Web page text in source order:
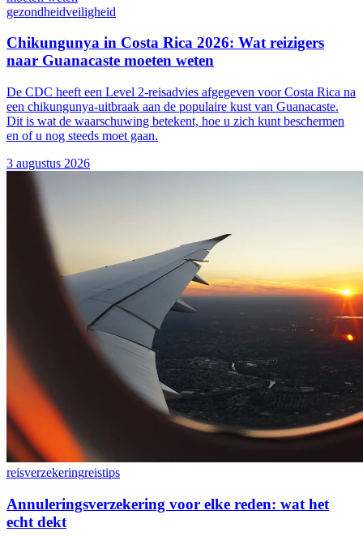
gezondheidveiligheid
Chikungunya in Costa Rica 2026: Wat reizigers
naar Guanacaste moeten weten
De CDC heeft een Level 2-reisadvies afgegeven voor Costa Rica na
een chikungunya-uitbraak aan de populaire kust van Guanacaste.
Dit is wat de waarschuwing betekent, hoe u zich kunt beschermen
en of u nog steeds moet gaan.
3 augustus 2026
reisverzekeringreistips
Annuleringsverzekering voor elke reden: wat het
echt dekt